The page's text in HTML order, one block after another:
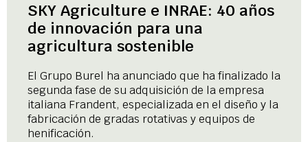
SKY Agriculture e INRAE: 40 años
de innovación para una
agricultura sostenible
El Grupo Burel ha anunciado que ha finalizado la
segunda fase de su adquisición de la empresa
italiana Frandent, especializada en el diseño y la
fabricación de gradas rotativas y equipos de
henificación.